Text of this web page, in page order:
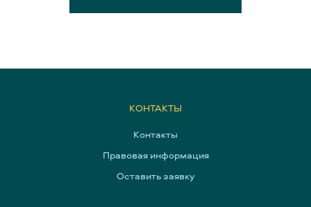
КОНТАКТЫ
Контакты
Правовая информация
Оставить заявку